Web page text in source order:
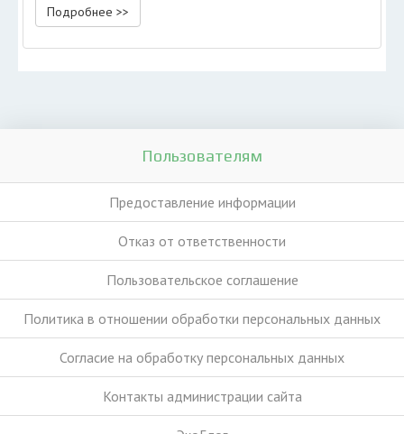
Подробнее >>
Пользователям
Предоставление информации
Отказ от ответственности
Пользовательское соглашение
Политика в отношении обработки персональных данных
Согласие на обработку персональных данных
Контакты администрации сайта